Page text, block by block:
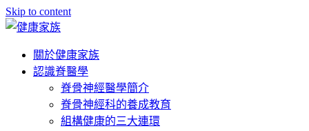
Skip to content
關於健康家族
認識脊醫學
脊骨神經醫學簡介
脊骨神經科的養成教育
組構健康的三大連環